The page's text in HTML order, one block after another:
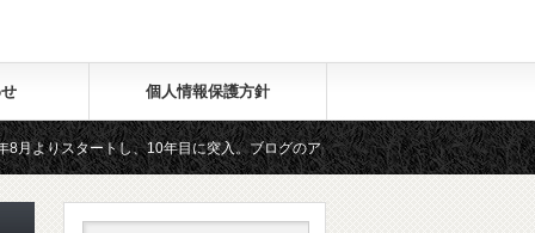
個人情報保護方針
ートし、10年目に突入。ブログのアクセス数が月間25万PV、公開記事数が2000
料メールマガジン「勉強の集中力が10倍アップする秘訣」は、2018年6月に総